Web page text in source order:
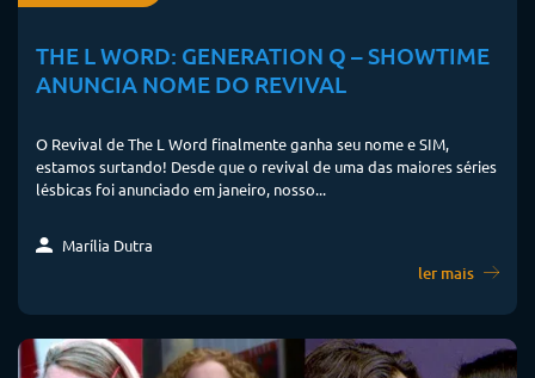
THE L WORD: GENERATION Q – SHOWTIME
ANUNCIA NOME DO REVIVAL
O Revival de The L Word finalmente ganha seu nome e SIM,
estamos surtando! Desde que o revival de uma das maiores séries
lésbicas foi anunciado em janeiro, nosso...
Marília Dutra
ler mais